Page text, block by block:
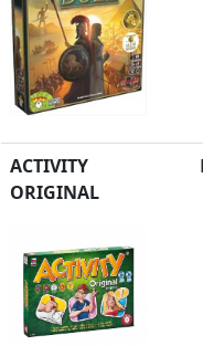
ACTIVITY
ORIGINAL